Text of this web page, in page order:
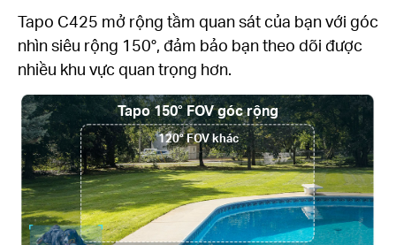
Tapo C425 mở rộng tầm quan sát của bạn với góc
nhìn siêu rộng 150°, đảm bảo bạn theo dõi được
nhiều khu vực quan trọng hơn.
120° FOV khác
Tapo 150° FOV góc rộng